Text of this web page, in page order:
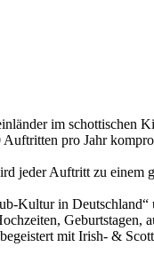
im schottischen
pro Jahr
jeder Auftritt zu einem
Kultur in
mit Irish- &